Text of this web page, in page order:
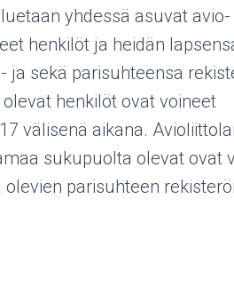
yhdessä asuvat avio-
henkilöt ja heidän
ja sekä parisuhteensa
henkilöt ovat voineet
välisenä aikana.
sukupuolta olevat ovat
parisuhteen